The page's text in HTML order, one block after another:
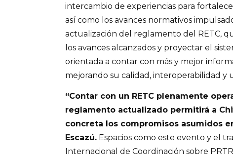
intercambio de experiencias para
así como los avances normativos
actualización del reglamento del RETC,
los avances alcanzados y proyectar el
orientada a contar con más y mejor
mejorando su calidad, interoperabilidad y
“Contar con un RETC plenamente
reglamento actualizado permitirá a
concreta los compromisos asumidos
Escazú. Espacios como este evento y el
Internacional de Coordinación sobre